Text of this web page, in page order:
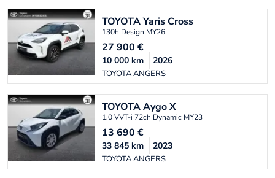
TOYOTAYaris Cross
130h Design MY26
27 900 €
TOYOTA ANGERS
10 000 km 2026
TOYOTAAygo X
1.0 VVT-i 72ch Dynamic MY23
13 690 €
TOYOTA ANGERS
33 845 km 2023